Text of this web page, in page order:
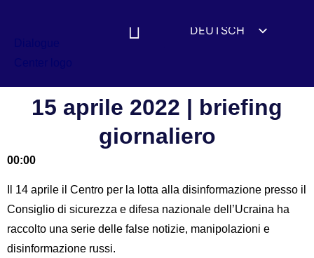
DEUTSCH
FRANÇAIS
УКРАЇНСЬКА
简体中文
العربية
ITALIANO
15 aprile 2022 | briefing
giornaliero
00:00
Il 14 aprile il Centro per la lotta alla disinformazione presso il
Consiglio di sicurezza e difesa nazionale dell’Ucraina ha
raccolto una serie delle false notizie, manipolazioni e
disinformazione russi.